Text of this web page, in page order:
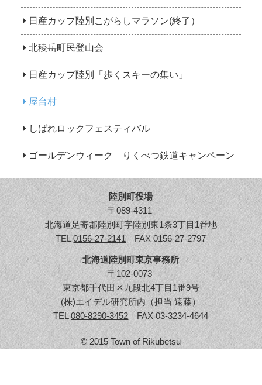
日産カップ陸別こがらしマラソン(終了）
北稜岳町民登山会
日産カップ陸別「歩くスキーの集い」
屋台村
しばれロックフェスティバル
ゴールデンウィーク りくべつ鉄道キャンペーン
陸別町役場
〒089-4311
北海道足寄郡陸別町字陸別東1条3丁目1番地
TEL0156-27-2141FAX 0156-27-2797
北海道陸別町東京事務所
〒102-0073
東京都千代田区九段北4丁目1番9号
(株)エイデル研究所内（担当 遠藤）
TEL080-8290-3452FAX 03-3234-4644
© 2015 Town of Rikubetsu